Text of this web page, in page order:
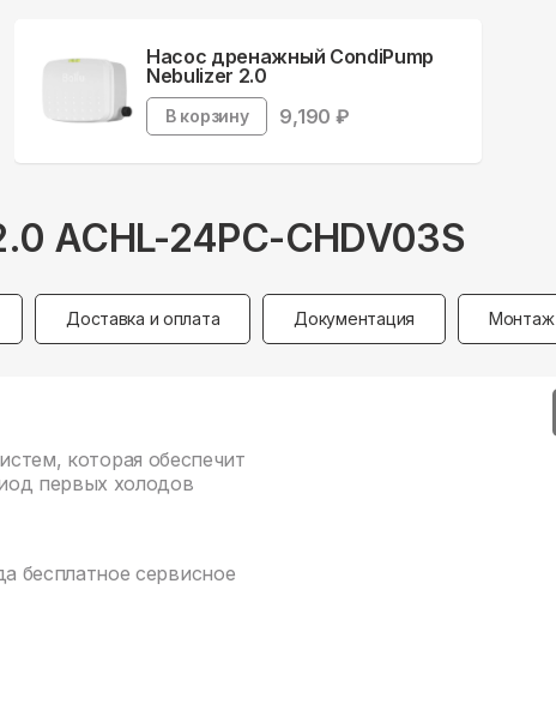
Насос дренажный CondiPump
Nebulizer 2.0
В корзину 9,190 ₽
ACHL-24PC-CHDV03S
Доставка и оплата Документация Монтаж
которая обеспечит
первых холодов
бесплатное сервисное